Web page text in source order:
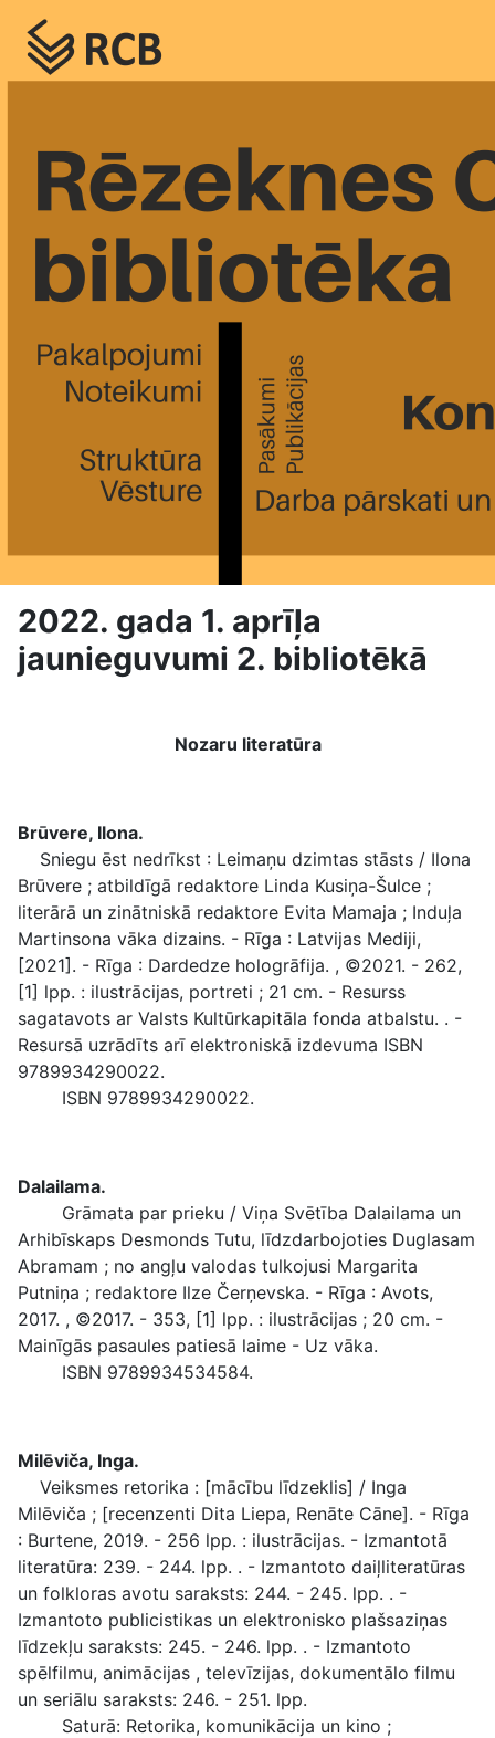
2022. gada 1. aprīļa
jaunieguvumi 2. bibliotēkā
Nozaru literatūra
Brūvere, Ilona.
Sniegu ēst nedrīkst : Leimaņu dzimtas stāsts / Ilona
Brūvere ; atbildīgā redaktore Linda Kusiņa-Šulce ;
literārā un zinātniskā redaktore Evita Mamaja ; Induļa
Martinsona vāka dizains. - Rīga : Latvijas Mediji,
[2021]. - Rīga : Dardedze hologrāfija. , ©2021. - 262,
[1] lpp. : ilustrācijas, portreti ; 21 cm. - Resurss
sagatavots ar Valsts Kultūrkapitāla fonda atbalstu. . -
Resursā uzrādīts arī elektroniskā izdevuma ISBN
9789934290022.
ISBN 9789934290022.
Dalailama.
Grāmata par prieku / Viņa Svētība Dalailama un
Arhibīskaps Desmonds Tutu, līdzdarbojoties Duglasam
Abramam ; no angļu valodas tulkojusi Margarita
Putniņa ; redaktore Ilze Čerņevska. - Rīga : Avots,
2017. , ©2017. - 353, [1] lpp. : ilustrācijas ; 20 cm. -
Mainīgās pasaules patiesā laime - Uz vāka.
ISBN 9789934534584.
Milēviča, Inga.
Veiksmes retorika : [mācību līdzeklis] / Inga
Milēviča ; [recenzenti Dita Liepa, Renāte Cāne]. - Rīga
: Burtene, 2019. - 256 lpp. : ilustrācijas. - Izmantotā
literatūra: 239. - 244. lpp. . - Izmantoto daiļliteratūras
un folkloras avotu saraksts: 244. - 245. lpp. . -
Izmantoto publicistikas un elektronisko plašsaziņas
līdzekļu saraksts: 245. - 246. lpp. . - Izmantoto
spēlfilmu, animācijas , televīzijas, dokumentālo filmu
un seriālu saraksts: 246. - 251. lpp.
Saturā: Retorika, komunikācija un kino ;